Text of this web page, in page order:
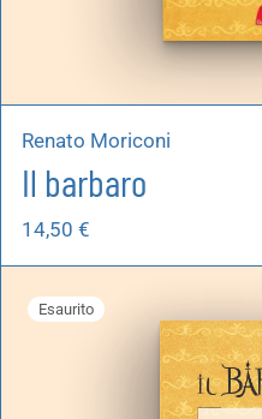
Renato Moriconi
Il barbaro
14,50 €
Esaurito